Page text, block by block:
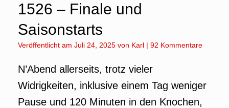
1526 – Finale und
Saisonstarts
Veröffentlicht am Juli 24, 2025 von Karl | 92 Kommentare
N’Abend allerseits, trotz vieler
Widrigkeiten, inklusive einem Tag weniger
Pause und 120 Minuten in den Knochen,